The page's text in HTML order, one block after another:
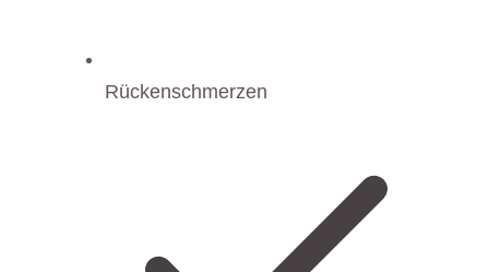
Rückenschmerzen